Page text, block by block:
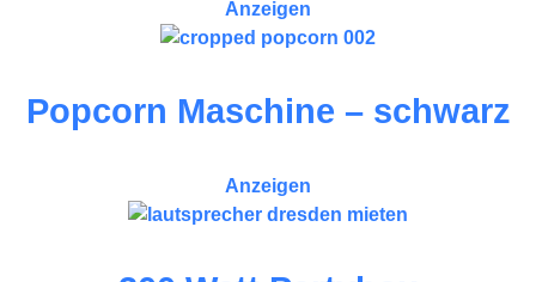
Anzeigen
Popcorn Maschine – schwarz
Anzeigen